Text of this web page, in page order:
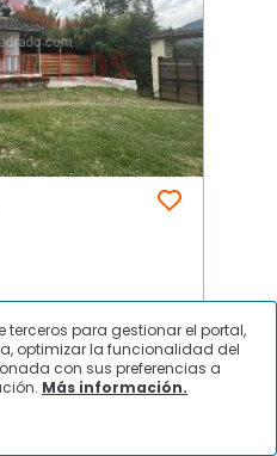
San Miguel, La
terceros para gestionar el portal,
optimizar la funcionalidad del
con sus preferencias a
Más información.